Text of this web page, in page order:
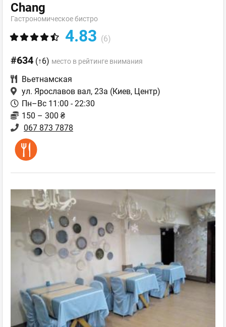
Chang
Гастрономическое бистро
4.83 (6)
#634 (↑6) место в рейтинге внимания
Вьетнамская
ул. Ярославов вал, 23а (Киев, Центр)
Пн–Вс 11:00 - 22:30
150 – 300 ₴
067 873 7878